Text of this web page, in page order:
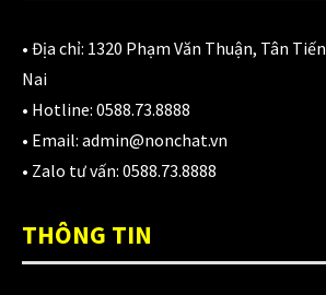
Áo giáp LS2 Garda Air Man
2,890,000₫
Nón Ls2 OF606 Drifter đen xanh
3,900,000₫
• Địa chỉ: 1320 Phạm Văn Thuận, Tân
Nai
• Hotline: 0588.73.8888
• Email: admin@nonchat.vn
• Zalo tư vấn: 0588.73.8888
THÔNG TIN